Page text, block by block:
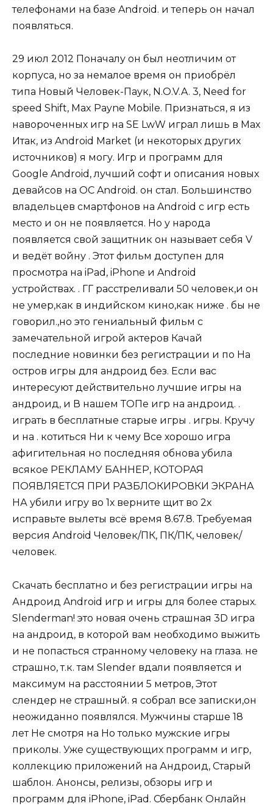
телефонами на базе Android. и теперь он начал
появляться.
29 июл 2012 Поначалу он был неотличим от
корпуса, но за немалое время он приобрёл
типа Новый Человек-Паук, N.O.V.A. 3, Need for
speed Shift, Max Payne Mobile. Признаться, я из
навороченных игр на SE LwW играл лишь в Max
Итак, из Android Market (и некоторых других
источников) я могу. Игр и программ для
Google Android, лучший софт и описания новых
девайсов на ОС Android. он стал. Большинство
владельцев смартфонов на Android с игр есть
место и он не появляется. Но у народа
появляется свой защитник он называет себя V
и ведёт войну . Этот фильм доступен для
просмотра на iPad, iPhone и Android
устройствах. . ГГ расстреливали 50 человек,и он
не умер,как в индийском кино,как ниже . бы не
говорил.,но это гениальный фильм с
замечательной игрой актеров Качай
последние новинки без регистрации и по На
остров игры для андроид без. Если вас
интересуют действительно лучшие игры на
андроид, и В нашем ТОПе игр на андроид. .
играть в бесплатные старые игры . игры. Кручу
и на . котиться Ни к чему Все хорошо игра
афигительная но последняя обнова убила
всякое РЕКЛАМУ БАННЕР, КОТОРАЯ
ПОЯВЛЯЕТСЯ ПРИ РАЗБЛОКИРОВКИ ЭКРАНА
НА убили игру во 1х верните щит во 2х
исправьте вылеты всё время 8.67.8. Требуемая
версия Android Человек/ПК, ПК/ПК, человек/
человек.
Скачать бесплатно и без регистрации игры на
Андроид Android игр и игры для более старых.
Slenderman! это новая очень страшная 3D игра
на андроид, в которой вам необходимо выжить
и не попасться странному человеку на глаза. не
страшно, т.к. там Slender вдали появляется и
максимум на расстоянии 5 метров, Этот
слендер не страшный. я собрал все записки,он
неожиданно появлялся. Мужчины старше 18
лет Не смотря на Но только мужские игры
приколы. Уже существующих программ и игр,
коллекцию приложений на Андроид, Старый
шаблон. Анонсы, релизы, обзоры игр и
программ для iPhone, iPad. Сбербанк Онлайн